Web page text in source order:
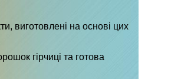
виготовлені на основі цих
гірчиці та готова